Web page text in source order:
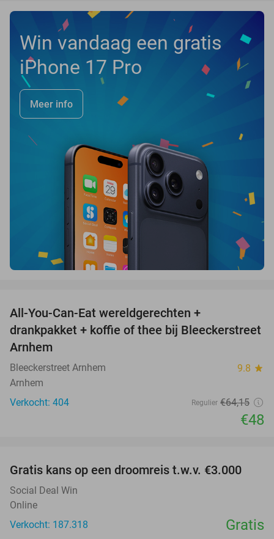
Win vandaag een gratis
iPhone 17 Pro
Meer info
All-You-Can-Eat wereldgerechten +
drankpakket + koffie of thee bij Bleeckerstreet
Arnhem
Bleeckerstreet Arnhem 9.8 star
Arnhem
Verkocht: 404
Regulier €64,15
€48
Gratis kans op een droomreis t.w.v. €3.000
Social Deal Win
Online
Verkocht: 187.318
Gratis